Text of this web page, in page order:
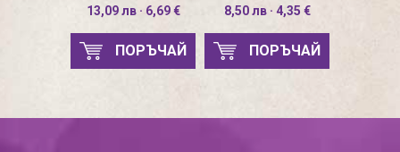
13,09 лв · 6,69 €
ПОРЪЧАЙ
8,50 лв · 4,35 €
ПОРЪЧАЙ